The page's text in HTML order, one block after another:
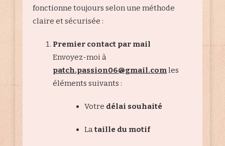
fonctionne toujours selon une méthode
claire et sécurisée :
Premier contact par mail
Envoyez-moi à
patch.passion06@gmail.comles
éléments suivants :
Votre délai souhaité
Lataille du motif